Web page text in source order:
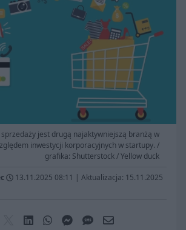
jest drugą najaktywniejszą branżą w
inwestycji korporacyjnych w startupy. /
grafika: Shutterstock / Yellow duck
13.11.2025 08:11 | Aktualizacja: 15.11.2025